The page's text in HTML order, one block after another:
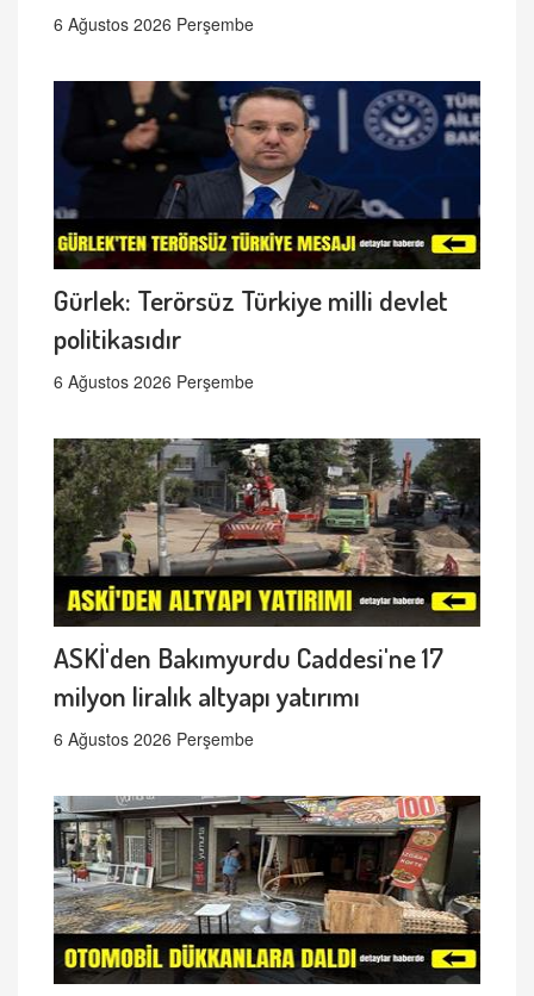
6 Ağustos 2026 Perşembe
Gürlek: Terörsüz Türkiye milli devlet
politikasıdır
6 Ağustos 2026 Perşembe
ASKİ'den Bakımyurdu Caddesi'ne 17
milyon liralık altyapı yatırımı
6 Ağustos 2026 Perşembe